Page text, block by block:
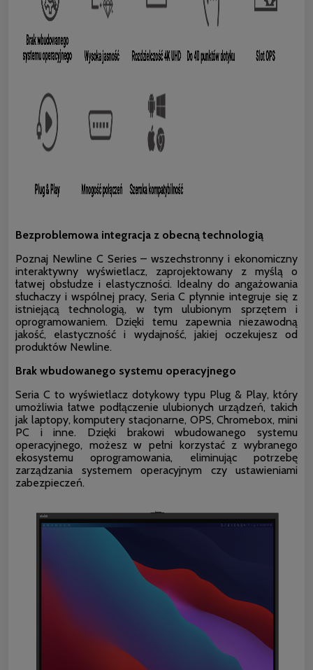
Bezproblemowa integracja z obecną technologią
Poznaj Newline C Series – wszechstronny i ekonomiczny
interaktywny wyświetlacz, zaprojektowany z myślą o
łatwej obsłudze i elastyczności. Idealny do angażowania
słuchaczy i wspólnej pracy, Seria C płynnie integruje się z
istniejącą technologią, w tym ulubionym sprzętem i
oprogramowaniem. Dzięki temu zapewnia niezawodną
jakość, elastyczność i wydajność, jakiej oczekujesz od
produktów Newline.
Brak wbudowanego systemu operacyjnego
Seria C to wyświetlacz dotykowy typu Plug & Play, który
umożliwia łatwe podłączenie ulubionych urządzeń, takich
jak laptopy, komputery stacjonarne, OPS, Chromebox, mini
PC i inne. Dzięki brakowi wbudowanego systemu
operacyjnego, możesz w pełni korzystać z wybranego
ekosystemu oprogramowania, eliminując potrzebę
zarządzania systemem operacyjnym czy ustawieniami
zabezpieczeń.